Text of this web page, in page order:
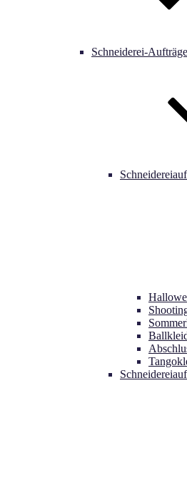
Schneiderei-Aufträge